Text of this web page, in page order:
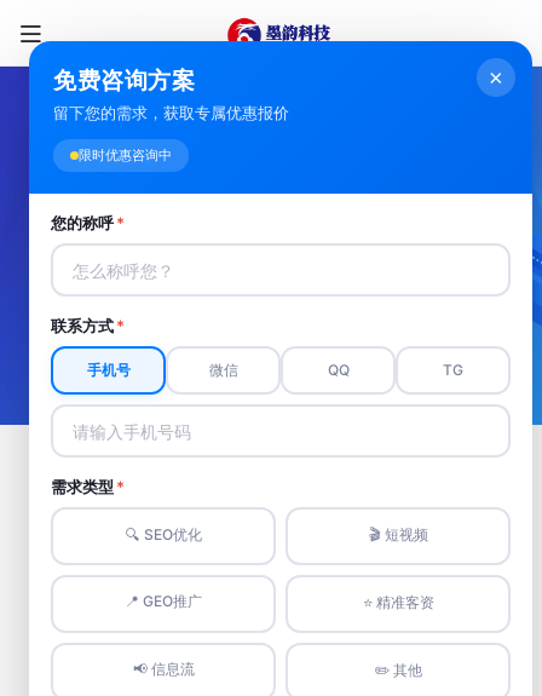
楚雄短视频推广
楚雄短视频推广，精准定位价值洼地。覆盖百
亿流量，打造品牌超级货架,开启推广新风暴。
×
免费咨询方案
留下您的需求，获取专属优惠报价
限时优惠咨询中
您的称呼*
联系方式*
手机号 微信 QQ TG
需求类型*
🔍 SEO优化 🎬 短视频
📍 GEO推广 ⭐️ 精准客资
📢 信息流 ✏️ 其他